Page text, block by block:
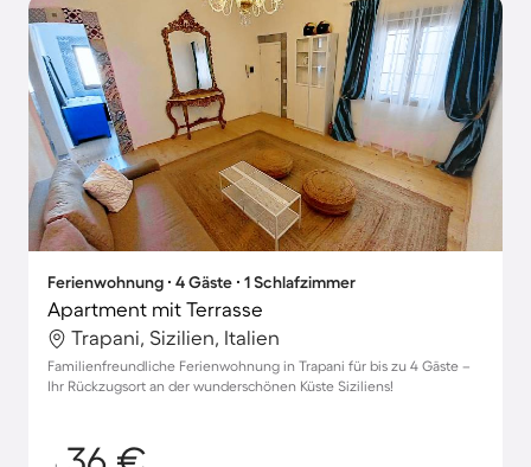
Ferienwohnung ∙ 4 Gäste ∙ 1 Schlafzimmer
Apartment mit Terrasse
Trapani, Sizilien, Italien
Familienfreundliche Ferienwohnung in Trapani für bis zu 4 Gäste –
Ihr Rückzugsort an der wunderschönen Küste Siziliens!